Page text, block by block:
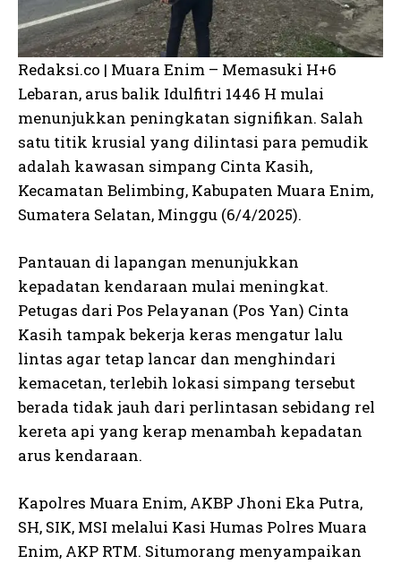
Redaksi.co | Muara Enim – Memasuki H+6
Lebaran, arus balik Idulfitri 1446 H mulai
menunjukkan peningkatan signifikan. Salah
satu titik krusial yang dilintasi para pemudik
adalah kawasan simpang Cinta Kasih,
Kecamatan Belimbing, Kabupaten Muara Enim,
Sumatera Selatan, Minggu (6/4/2025).
Pantauan di lapangan menunjukkan
kepadatan kendaraan mulai meningkat.
Petugas dari Pos Pelayanan (Pos Yan) Cinta
Kasih tampak bekerja keras mengatur lalu
lintas agar tetap lancar dan menghindari
kemacetan, terlebih lokasi simpang tersebut
berada tidak jauh dari perlintasan sebidang rel
kereta api yang kerap menambah kepadatan
arus kendaraan.
Kapolres Muara Enim, AKBP Jhoni Eka Putra,
SH, SIK, MSI melalui Kasi Humas Polres Muara
Enim, AKP RTM. Situmorang menyampaikan